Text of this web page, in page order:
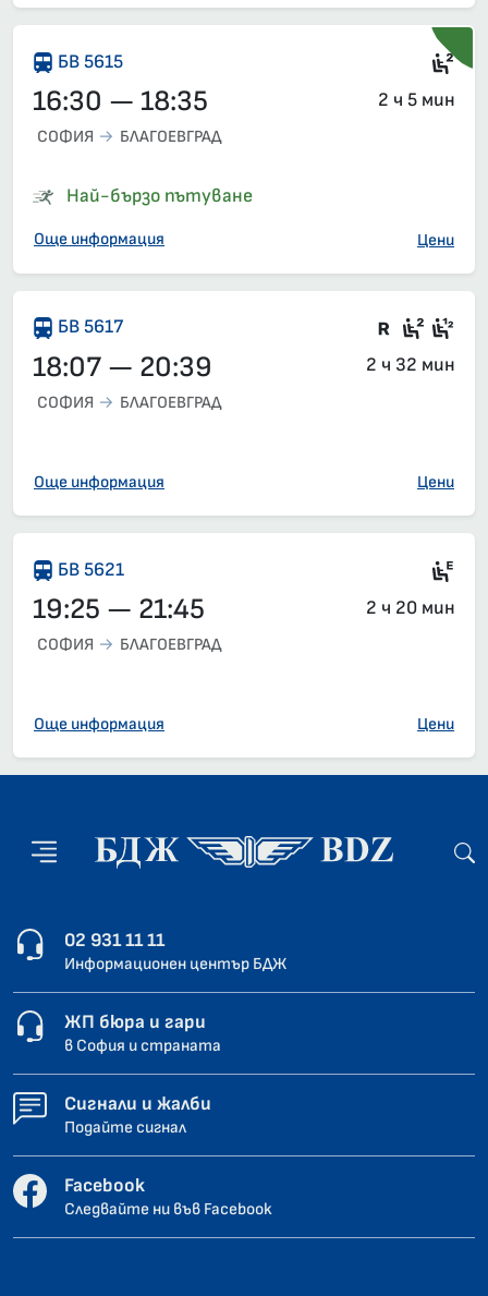
БВ 5615
16:30 — 18:35 2 ч 5 мин
СОФИЯ БЛАГОЕВГРАД
Най-бързо пътуване
Още информация Цени
БВ 5617 Във
18:07 — 20:39 2 ч 32 мин
СОФИЯ БЛАГОЕВГРАД
Още информация Цени
БВ 5621
19:25 — 21:45 2 ч 20 мин
СОФИЯ БЛАГОЕВГРАД
Още информация Цени
02 931 11 11
Информационен център БДЖ
ЖП бюра и гари
в София и страната
Сигнали и жалби
Подайте сигнал
Facebook
Следвайте ни във Facebook